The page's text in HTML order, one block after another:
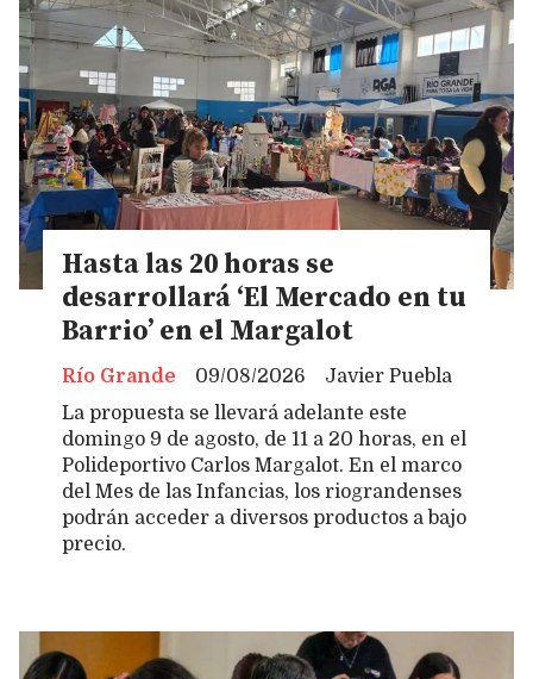
Hasta las 20 horas se
desarrollará ‘El Mercado en tu
Barrio’ en el Margalot
Javier Puebla
Río Grande
09/08/2026
La propuesta se llevará adelante este
domingo 9 de agosto, de 11 a 20 horas, en el
Polideportivo Carlos Margalot. En el marco
del Mes de las Infancias, los riograndenses
podrán acceder a diversos productos a bajo
precio.